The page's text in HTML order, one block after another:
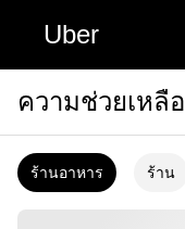
Uber
ความช่วยเหลือ
ร้านอาหาร ร้าน